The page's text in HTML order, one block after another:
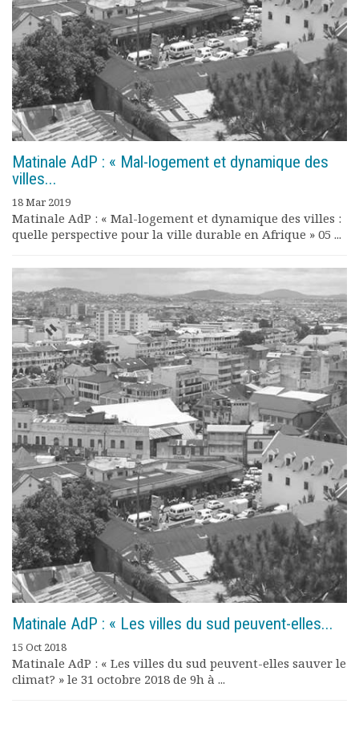
Rapports moraux
Rapports financiers
Nous rejoindre
Le bulletin
Présentation du bulletin
Comité de rédaction
Bulletins Villes en
développement
Kiosk
Ressources
Nos actions
Podcast-AdP
Dîners débats
Concours vidéo
Matinales
Nos partenaires
Evénements
Publications et rapports
Documents
Les adhérents
Annuaire
Offres d’emploi
Forum
Actualités
Nous contacter
Matinale AdP : « Mal-logement et dynamique des
villes...
18 Mar 2019
Matinale AdP : « Mal-logement et dynamique des villes :
quelle perspective pour la ville durable en Afrique » 05 ...
Matinale AdP : « Les villes du sud peuvent-elles...
15 Oct 2018
Matinale AdP : « Les villes du sud peuvent-elles sauver le
climat? » le 31 octobre 2018 de 9h à ...